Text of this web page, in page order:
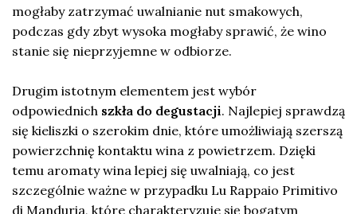
mogłaby zatrzymać uwalnianie nut smakowych,
podczas gdy zbyt wysoka mogłaby sprawić, że wino
stanie się nieprzyjemne w odbiorze.
Drugim istotnym elementem jest wybór
odpowiednich szkła do degustacji. Najlepiej sprawdzą
się kieliszki o szerokim dnie, które umożliwiają szerszą
powierzchnię kontaktu wina z powietrzem. Dzięki
temu aromaty wina lepiej się uwalniają, co jest
szczególnie ważne w przypadku Lu Rappaio Primitivo
di Manduria, które charakteryzuje się bogatym